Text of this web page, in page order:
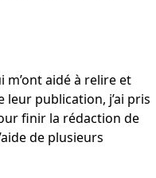
m’ont aidé à relire et
leur publication, j’ai pris
finir la rédaction de
de plusieurs